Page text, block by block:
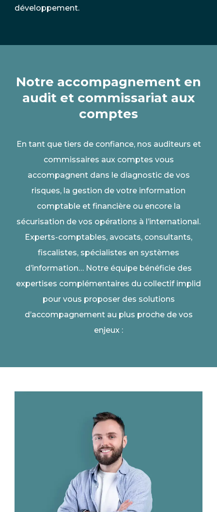
développement.
Notre accompagnement en
audit et commissariat aux
comptes
En tant que tiers de confiance, nos auditeurs et
commissaires aux comptes vous
accompagnent dans le diagnostic de vos
risques, la gestion de votre information
comptable et financière ou encore la
sécurisation de vos opérations à l’international.
Experts-comptables, avocats, consultants,
fiscalistes, spécialistes en systèmes
d’information… Notre équipe bénéficie des
expertises complémentaires du collectif implid
pour vous proposer des solutions
d’accompagnement au plus proche de vos
enjeux :